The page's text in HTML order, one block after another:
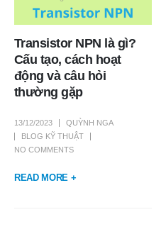
Transistor NPN là gì?
Cấu tạo, cách hoạt
động và câu hỏi
thường gặp
13/12/2023
QUỲNH NGA
BLOG KỸ THUẬT
NO COMMENTS
READ MORE +